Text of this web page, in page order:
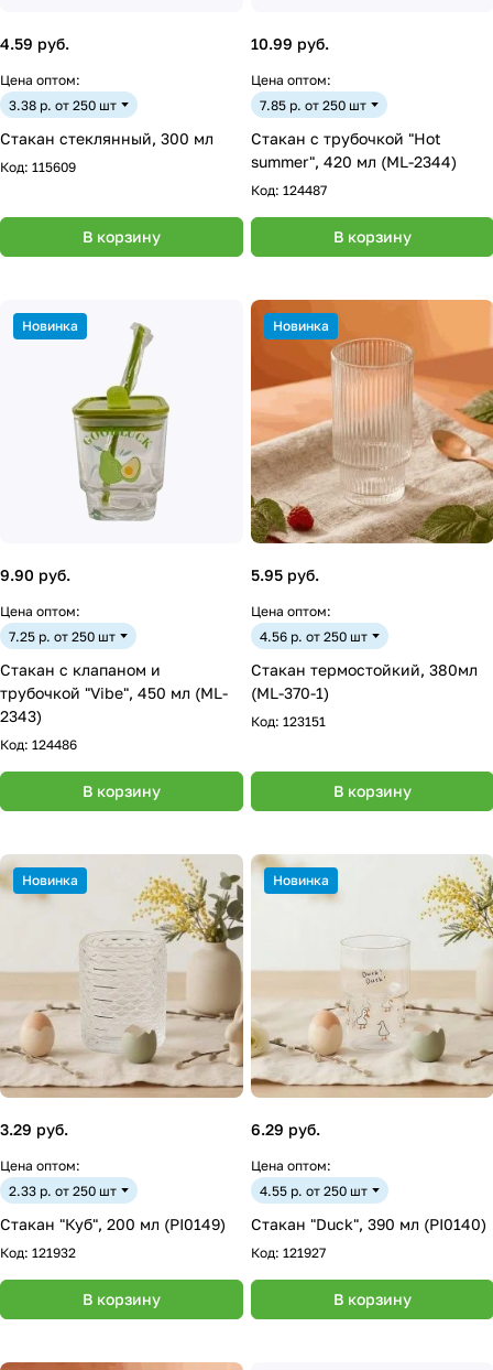
4.59 руб.
Цена оптом:
3.38 р. от 250 шт
Стакан стеклянный, 300 мл
Код: 115609
В корзину
10.99 руб.
Цена оптом:
7.85 р. от 250 шт
Стакан с трубочкой "Hot
summer", 420 мл (ML-2344)
Код: 124487
В корзину
Новинка
9.90 руб.
Цена оптом:
7.25 р. от 250 шт
Стакан с клапаном и
трубочкой "Vibe", 450 мл (ML-
2343)
Код: 124486
В корзину
Новинка
5.95 руб.
Цена оптом:
4.56 р. от 250 шт
Стакан термостойкий, 380мл
(ML-370-1)
Код: 123151
В корзину
Новинка
3.29 руб.
Цена оптом:
2.33 р. от 250 шт
Стакан "Куб", 200 мл (PI0149)
Код: 121932
В корзину
Новинка
6.29 руб.
Цена оптом:
4.55 р. от 250 шт
Стакан "Duck", 390 мл (PI0140)
Код: 121927
В корзину